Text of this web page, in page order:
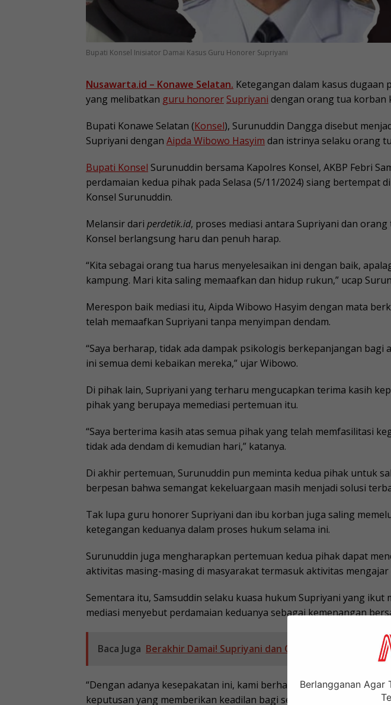
Bupati Konsel Inisiator Damai Kasus Guru Honorer Supriyani
Nusawarta.id – Konawe Selatan. Ketegangan dalam kasus dugaan
yang melibatkan guru honorer Supriyani dengan orang tua korban
Bupati Konawe Selatan (Konsel), Surunuddin Dangga disebut
Supriyani dengan Aipda Wibowo Hasyim dan istrinya selaku orang
Bupati Konsel Surunuddin bersama Kapolres Konsel, AKBP Febri
perdamaian kedua pihak pada Selasa (5/11/2024) siang bertempat
Konsel Surunuddin.
Melansir dari perdetik.id, proses mediasi antara Supriyani dan
Konsel berlangsung haru dan penuh harap.
“Kita sebagai orang tua harus menyelesaikan ini dengan baik,
kampung. Mari kita saling memaafkan dan hidup rukun,” ucap
Merespon baik mediasi itu, Aipda Wibowo Hasyim dengan mata
telah memaafkan Supriyani tanpa menyimpan dendam.
“Saya berharap, tidak ada dampak psikologis berkepanjangan bagi
ini semua demi kebaikan mereka,” ujar Wibowo.
Di pihak lain, Supriyani yang terharu mengucapkan terima kasih
pihak yang berupaya memediasi pertemuan itu.
“Saya berterima kasih atas semua pihak yang telah memfasilitasi
tidak ada dendam di kemudian hari,” katanya.
Di akhir pertemuan, Surunuddin pun meminta kedua pihak untuk
berpesan bahwa semangat kekeluargaan masih menjadi solusi
Tak lupa guru honorer Supriyani dan ibu korban juga saling
ketegangan keduanya dalam proses hukum selama ini.
Surunuddin juga mengharapkan pertemuan kedua pihak dapat
aktivitas masing-masing di masyarakat termasuk aktivitas mengajar
Sementara itu, Samsuddin selaku kuasa hukum Supriyani yang ikut
mediasi menyebut perdamaian keduanya sebagai kemenangan
Baca Juga Berakhir Damai! Supriyani dan Orang Tua Korban
“Dengan adanya kesepakatan ini, kami berharap majelis hakim
keputusan yang memberikan keadilan bagi semua pihak, termasuk
Berlangganan Agar